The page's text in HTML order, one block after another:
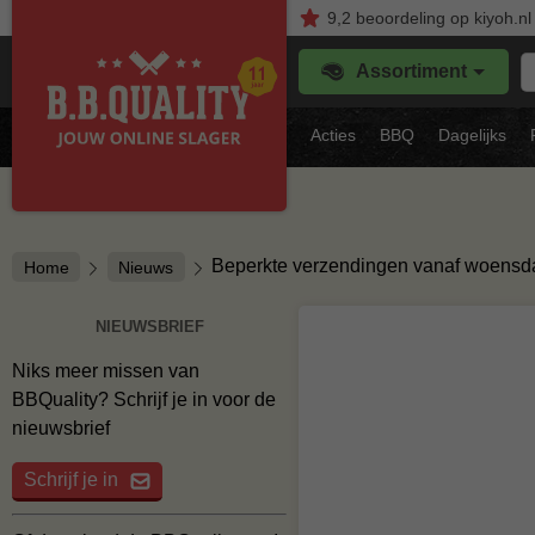
9,2 beoordelingop kiyoh.nl
Assortiment
Acties BBQ Dagelijks
Home Nieuws Beperkte verzendingen vanaf
NIEUWSBRIEF
Niks meer missen van
BBQuality? Schrijf je in voor de
nieuwsbrief
Schrijf je in